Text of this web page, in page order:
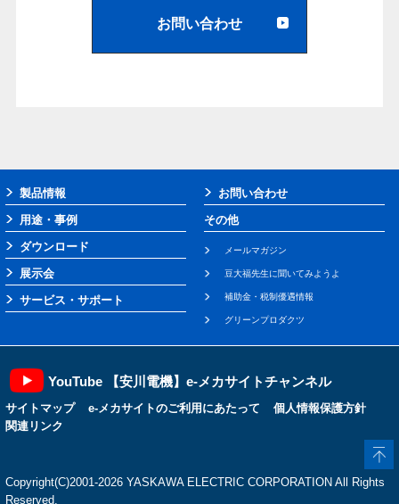
お問い合わせ
製品情報
用途・事例
ダウンロード
展示会
サービス・サポート
お問い合わせ
その他
メールマガジン
豆大福先生に聞いてみようよ
補助金・税制優遇情報
グリーンプロダクツ
YouTube 【安川電機】e-メカサイトチャンネル
サイトマップ e-メカサイトのご利用にあたって
個人情報保護方針
関連リンク
Copyright(C)2001‐2026 YASKAWA ELECTRIC CORPORATION All Rights
Reserved.